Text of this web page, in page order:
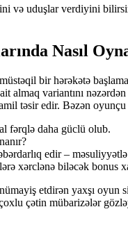
və uduşlar verdiyini
Nasıl
bir hərəkətə
almaq variantını
təsir edir. Bəzən
fərqlə daha güclü olub.
edir –
xərclənə biləcək bonus
etdirən yaxşı
çətin mübarizələr